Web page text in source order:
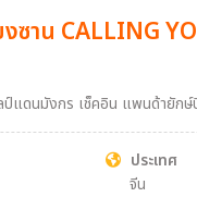
ซาน CALLING
ป์แดนมังกร เช็คอิน แพนด้ายั
ประเทศ
จีน